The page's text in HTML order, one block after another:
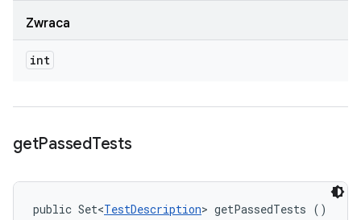
Zwraca
int
getPassedTests
public Set<TestDescription> getPassedTests ()